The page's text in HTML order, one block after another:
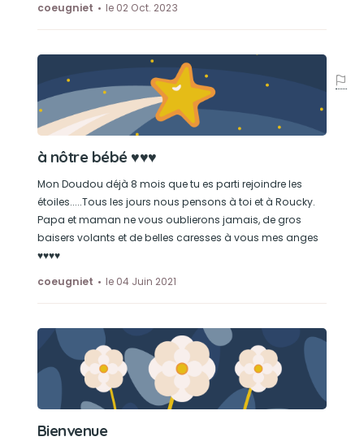
coeugniet
le 02 Oct. 2023
à nôtre bébé ♥♥♥
Mon Doudou déjà 8 mois que tu es parti rejoindre les
étoiles.....Tous les jours nous pensons à toi et à Roucky.
Papa et maman ne vous oublierons jamais, de gros
baisers volants et de belles caresses à vous mes anges
♥♥♥♥
coeugniet
le 04 Juin 2021
Bienvenue